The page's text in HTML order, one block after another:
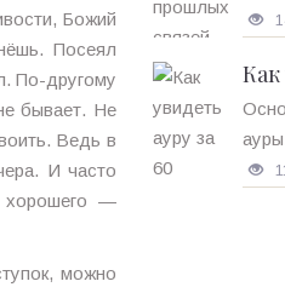
Божий
Посеял
По-другому
бывает. Не
Ведь в
И часто
хорошего —
можно
Как